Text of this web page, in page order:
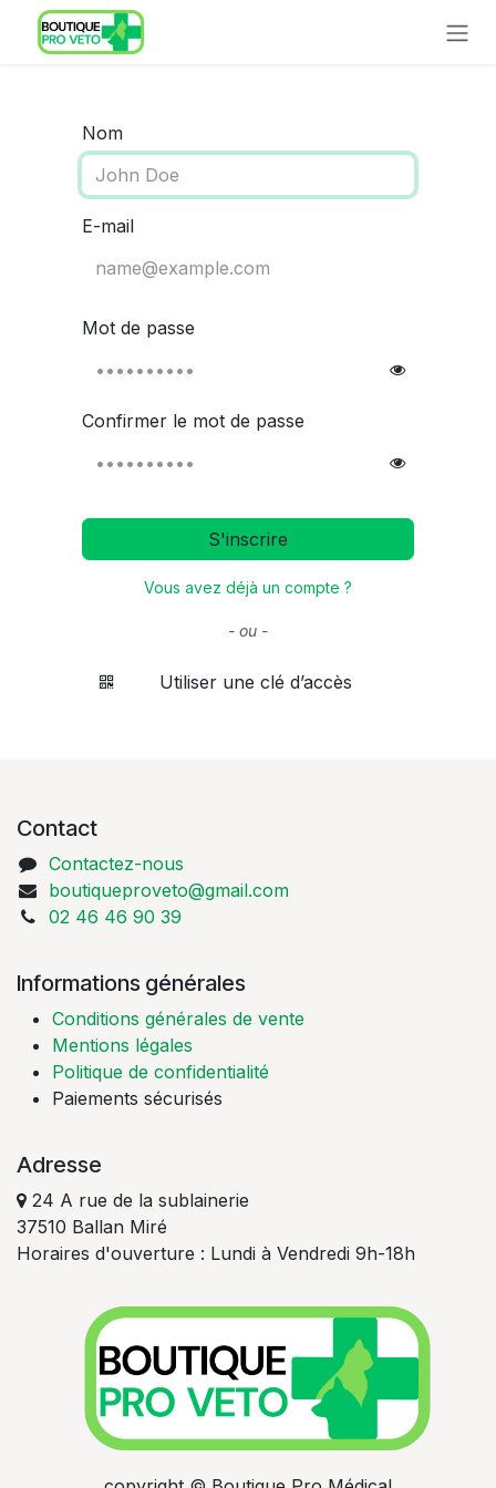
Se rendre au contenu
Nom
E-mail
Mot de passe
Confirmer le mot de passe
S'inscrire
Vous avez déjà un compte ?
- ou -
Utiliser une clé d’accès
Contact
Contactez-nous
boutiqueproveto@gmail.com
02 46 46 90 39
Informations générales
Conditions générales de vente
Mentions légales
Politique de confidentialité
Paiements sécurisés
Adresse
24 A rue de la sublainerie​
37510 Ballan Miré
Horaires d'ouverture : Lundi à Vendredi 9h-18h